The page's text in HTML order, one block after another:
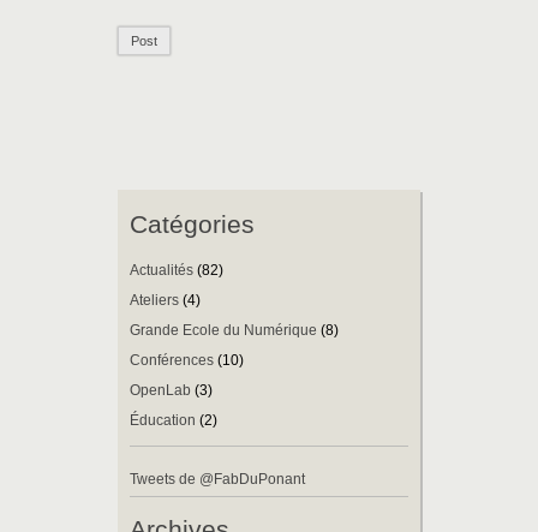
Catégories
Actualités (82)
Ateliers (4)
Grande Ecole du Numérique (8)
Conférences (10)
OpenLab (3)
Éducation (2)
Tweets de @FabDuPonant